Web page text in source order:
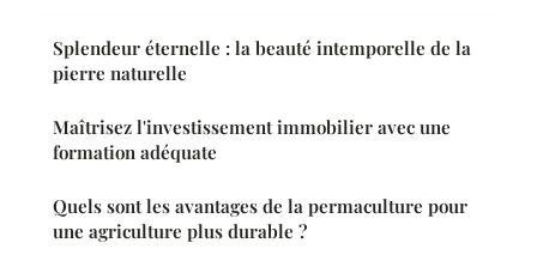
Splendeur éternelle : la beauté intemporelle de la
pierre naturelle
Maîtrisez l'investissement immobilier avec une
formation adéquate
Quels sont les avantages de la permaculture pour
une agriculture plus durable ?